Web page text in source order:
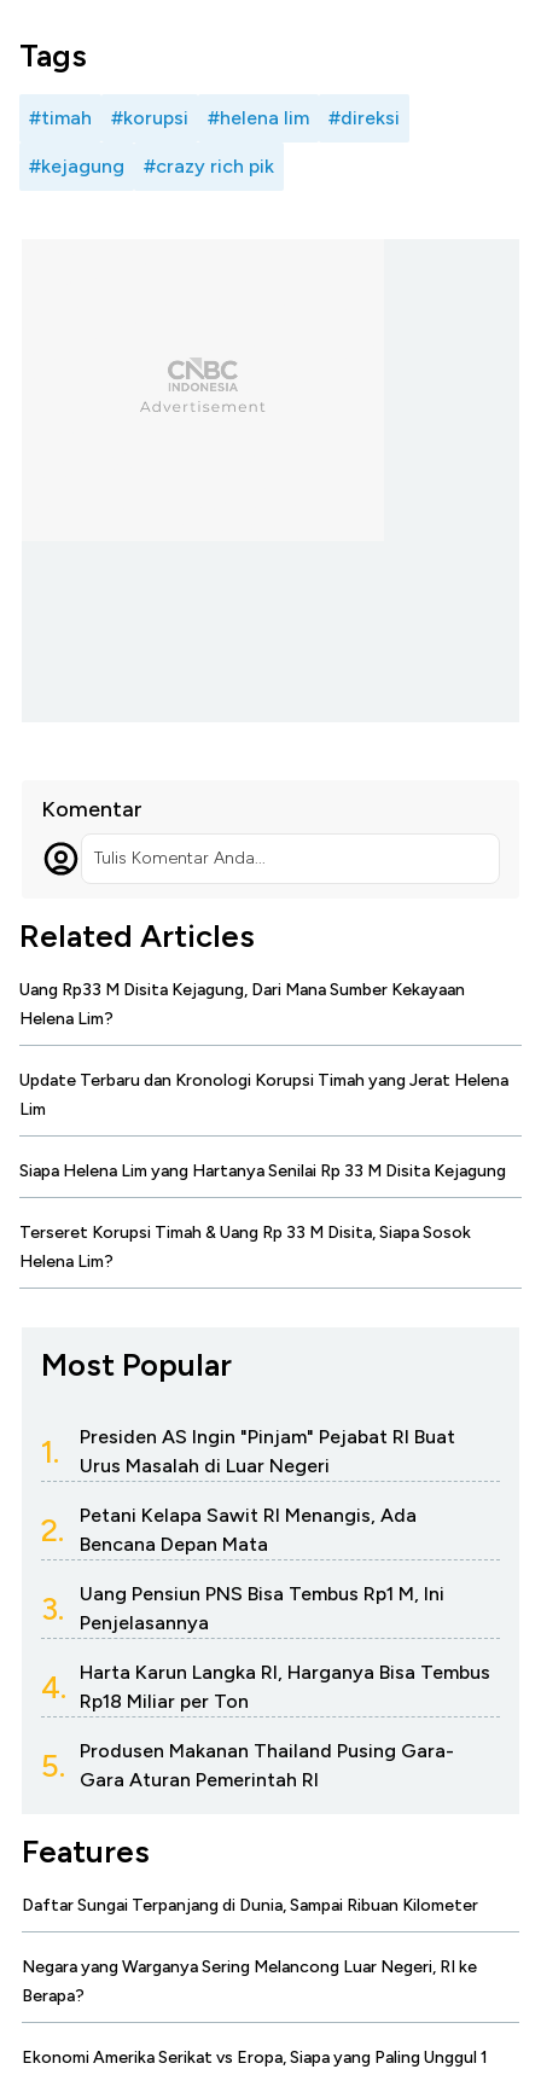
Tags
#timah #korupsi #helena lim #direksi
#kejagung #crazy rich pik
Komentar
Tulis Komentar Anda...
Related Articles
Uang Rp33 M Disita Kejagung, Dari Mana Sumber Kekayaan
Helena Lim?
Update Terbaru dan Kronologi Korupsi Timah yang Jerat Helena
Lim
Siapa Helena Lim yang Hartanya Senilai Rp 33 M Disita Kejagung
Terseret Korupsi Timah & Uang Rp 33 M Disita, Siapa Sosok
Helena Lim?
Most Popular
1.
Presiden AS Ingin "Pinjam" Pejabat RI Buat
Urus Masalah di Luar Negeri
2.
Petani Kelapa Sawit RI Menangis, Ada
Bencana Depan Mata
3.
Uang Pensiun PNS Bisa Tembus Rp1 M, Ini
Penjelasannya
4.
Harta Karun Langka RI, Harganya Bisa Tembus
Rp18 Miliar per Ton
5.
Produsen Makanan Thailand Pusing Gara-
Gara Aturan Pemerintah RI
Features
Daftar Sungai Terpanjang di Dunia, Sampai Ribuan Kilometer
Negara yang Warganya Sering Melancong Luar Negeri, RI ke
Berapa?
Ekonomi Amerika Serikat vs Eropa, Siapa yang Paling Unggul 1